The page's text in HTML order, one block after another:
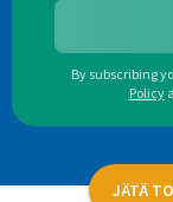
By subscribing
Policy
JÄTÄ